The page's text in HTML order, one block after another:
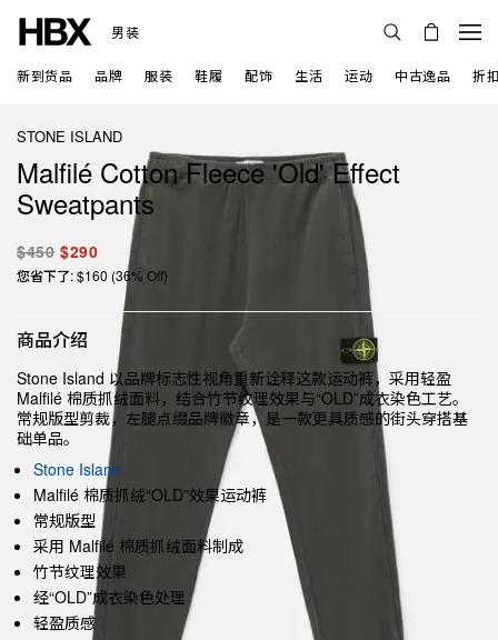
男装
新到货品 品牌 服装 鞋履 配饰 生活 运动 中古逸品 折
STONE ISLAND
Malfilé Cotton Fleece 'Old' Effect
Sweatpants
$450 $290
您省下了: $160 (36% Off)
商品介绍
Stone Island 以品牌标志性视角重新诠释这款运动裤，采用轻盈
Malfilé 棉质抓绒面料，结合竹节纹理效果与“OLD”成衣染色工艺。
常规版型剪裁，左腿点缀品牌徽章，是一款更具质感的街头穿搭基
础单品。
Stone Island
Malfilé 棉质抓绒“OLD”效果运动裤
常规版型
采用 Malfilé 棉质抓绒面料制成
竹节纹理效果
经“OLD”成衣染色处理
轻盈质感